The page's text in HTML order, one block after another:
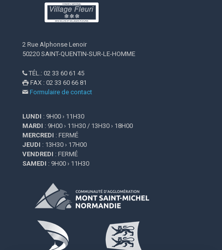
2 Rue Alphonse Lenoir
50220 SAINT-QUENTIN-SUR-LE-HOMME
 TÉL.: 02 33 60 61 45
 FAX : 02 33 60 66 81
 Formulaire de contact
LUNDI : 9H00 › 11H30
MARDI : 9H00 › 11H30 / 13H30 › 18H00
MERCREDI : FERMÉ
JEUDI : 13H30 › 17H00
VENDREDI : FERMÉ
SAMEDI : 9H00 › 11H30